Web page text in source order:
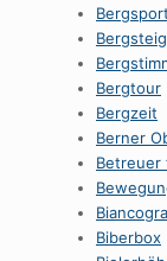
Bergsport
Bergtour
Bergzeit
Berner
Betreuer
Biberbox